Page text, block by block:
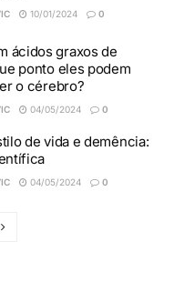
10/01/2024 0
ácidos graxos de
ponto eles podem
o cérebro?
04/05/2024 0
de vida e demência:
04/05/2024 0